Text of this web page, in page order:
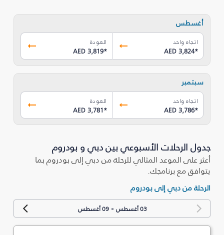
أغسطس
اتجاه واحد
AED 3,824*
العودة
AED 3,819*
سبتمبر
اتجاه واحد
AED 3,786*
العودة
AED 3,781*
جدول الرحلات الأسبوعي بين دبي و بودروم
أعثر على الموعد المثالي للرحلة من دبي إلى بودروم بما
يتوافق مع برنامجك.
الرحلة من دبي إلى بودروم
03 أغسطس -09 أغسطس